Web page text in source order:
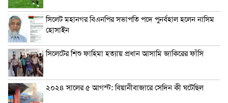
সিলেট মহানগর বিএনপির সভাপতি পদে পুনর্বহাল হলেন নাসিম
হোসাইন
সিলেটের শিশু ফাহিমা হত্যায় প্রধান আসামি জাকিরের ফাঁসি
২০২৪ সালের ৫ আগস্ট: বিয়ানীবাজারে সেদিন কী ঘটেছিল